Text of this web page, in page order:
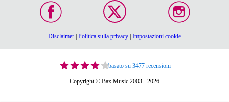
Disclaimer | Politica sulla privacy | Impostazioni cookie
basato su 3477 recensioni
Copyright © Bax Music 2003 - 2026